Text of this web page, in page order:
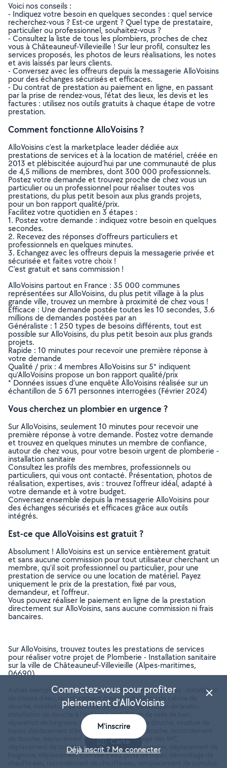
Voici nos conseils :
- Indiquez votre besoin en quelques secondes : quel service
recherchez-vous ? Est-ce urgent ? Quel type de prestataire,
particulier ou professionnel, souhaitez-vous ?
- Consultez la liste de tous les plombiers, proches de chez
vous à Châteauneuf-Villevieille ! Sur leur profil, consultez les
services proposés, les photos de leurs réalisations, les notes
et avis laissés par leurs clients.
- Conversez avec les offreurs depuis la messagerie AlloVoisins
pour des échanges sécurisés et efficaces.
- Du contrat de prestation au paiement en ligne, en passant
par la prise de rendez-vous, l’état des lieux, les devis et les
factures : utilisez nos outils gratuits à chaque étape de votre
prestation.
Comment fonctionne AlloVoisins ?
AlloVoisins c’est la marketplace leader dédiée aux
prestations de services et à la location de matériel, créée en
2013 et plébiscitée aujourd’hui par une communauté de plus
de 4,5 millions de membres, dont 300 000 professionnels.
Postez votre demande et trouvez proche de chez vous un
particulier ou un professionnel pour réaliser toutes vos
prestations, du plus petit besoin aux plus grands projets,
pour un bon rapport qualité/prix.
Facilitez votre quotidien en 3 étapes :
1. Postez votre demande : indiquez votre besoin en quelques
secondes.
2. Recevez des réponses d’offreurs particuliers et
professionnels en quelques minutes.
3. Echangez avec les offreurs depuis la messagerie privée et
sécurisée et faites votre choix !
C’est gratuit et sans commission !
AlloVoisins partout en France : 35 000 communes
représentées sur AlloVoisins, du plus petit village à la plus
grande ville, trouvez un membre à proximité de chez vous !
Efficace : Une demande postée toutes les 10 secondes, 3.6
millions de demandes postées par an
Généraliste : 1 250 types de besoins différents, tout est
possible sur AlloVoisins, du plus petit besoin aux plus grands
projets.
Rapide : 10 minutes pour recevoir une première réponse à
votre demande
Qualité / prix : 4 membres AlloVoisins sur 5* indiquent
qu’AlloVoisins propose un bon rapport qualité/prix
* Données issues d’une enquête AlloVoisins réalisée sur un
échantillon de 5 671 personnes interrogées (Février 2024)
Vous cherchez un plombier en urgence ?
Sur AlloVoisins, seulement 10 minutes pour recevoir une
première réponse à votre demande. Postez votre demande
et trouvez en quelques minutes un membre de confiance,
autour de chez vous, pour votre besoin urgent de plomberie -
installation sanitaire
Consultez les profils des membres, professionnels ou
particuliers, qui vous ont contacté. Présentation, photos de
réalisation, expertises, avis : trouvez l'offreur idéal, adapté à
votre demande et à votre budget.
Conversez ensemble depuis la messagerie AlloVoisins pour
des échanges sécurisés et efficaces grâce aux outils
intégrés.
Est-ce que AlloVoisins est gratuit ?
Absolument ! AlloVoisins est un service entièrement gratuit
et sans aucune commission pour tout utilisateur cherchant un
membre, qu’il soit professionnel ou particulier, pour une
prestation de service ou une location de matériel. Payez
uniquement le prix de la prestation, fixé par vous,
demandeur, et l’offreur.
Vous pouvez réaliser le paiement en ligne de la prestation
directement sur AlloVoisins, sans aucune commission ni frais
bancaires.
Sur AlloVoisins, trouvez toutes les prestations de services
pour réaliser votre projet de Plomberie - Installation sanitaire
sur la ville de Châteauneuf-Villevieille (Alpes-maritimes,
06690)
Autres exemples de prestations réalisées par nos membres : installation
de chasse d'eau, remplacement d'évier, installation de cabine de
douche, installation de colonne de douche, installation de lavabo,
installation de douche à l'italienne, installation de salle de bain,
réparation de baignoire, réparation de cabine de douche, soudure de
tuyau, déplacement d'évier, remplacement de douche, raccordement
de douche, déplacement de douche, démontage des WC,
déplacement de toilettes, raccordement de baignoire, déplacement de
baignoire, déplacement d'arrivée d'eau, pose de tuyau, démontage de
Carte
Connectez-vous pour profiter
pleinement d'AlloVoisins
M'inscrire
Déjà inscrit ? Me connecter